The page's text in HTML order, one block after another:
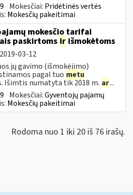
Mokesčiai: Pridėtinės vertės
Mokesčių pakeitimai
mokesčio tarifai
paskirtoms ir išmokėtoms
2019-03-12
jų gavimo (išmokėjimo)
pagal tuo metu
Išimtis numatyta tik 2018 m. ar...
Mokesčiai:Gyventojų pajamų
Mokesčių pakeitimai
Rodoma nuo 1 iki 20 iš 76 irašų.